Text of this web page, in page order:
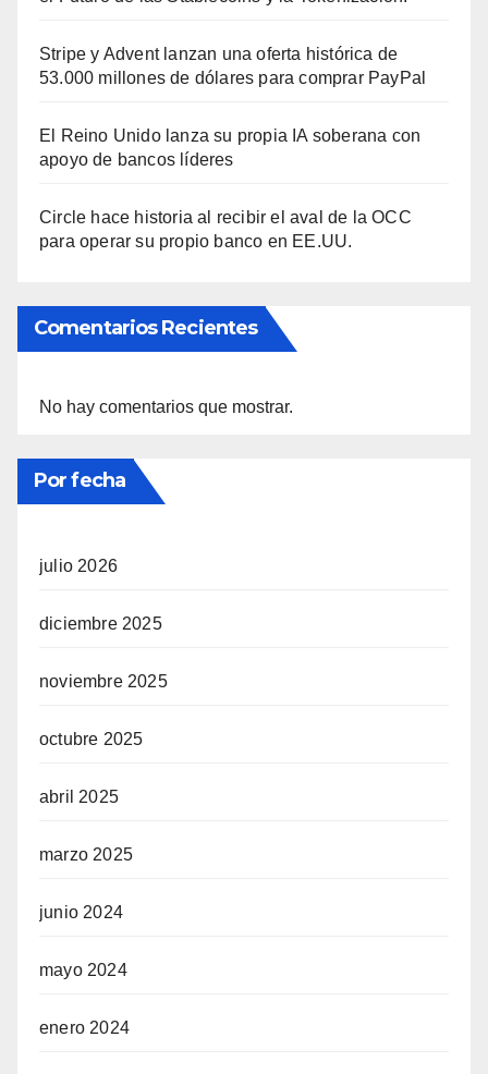
Stripe y Advent lanzan una oferta histórica de
53.000 millones de dólares para comprar PayPal
El Reino Unido lanza su propia IA soberana con
apoyo de bancos líderes
Circle hace historia al recibir el aval de la OCC
para operar su propio banco en EE.UU.
Comentarios Recientes
No hay comentarios que mostrar.
Por fecha
julio 2026
diciembre 2025
noviembre 2025
octubre 2025
abril 2025
marzo 2025
junio 2024
mayo 2024
enero 2024